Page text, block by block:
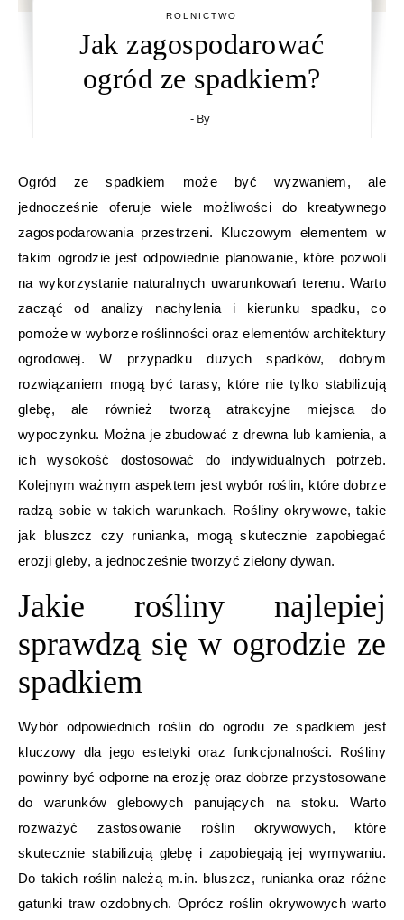
ROLNICTWO
Jak zagospodarować
ogród ze spadkiem?
- By
Ogród ze spadkiem może być wyzwaniem, ale
jednocześnie oferuje wiele możliwości do kreatywnego
zagospodarowania przestrzeni. Kluczowym elementem w
takim ogrodzie jest odpowiednie planowanie, które pozwoli
na wykorzystanie naturalnych uwarunkowań terenu. Warto
zacząć od analizy nachylenia i kierunku spadku, co
pomoże w wyborze roślinności oraz elementów architektury
ogrodowej. W przypadku dużych spadków, dobrym
rozwiązaniem mogą być tarasy, które nie tylko stabilizują
glebę, ale również tworzą atrakcyjne miejsca do
wypoczynku. Można je zbudować z drewna lub kamienia, a
ich wysokość dostosować do indywidualnych potrzeb.
Kolejnym ważnym aspektem jest wybór roślin, które dobrze
radzą sobie w takich warunkach. Rośliny okrywowe, takie
jak bluszcz czy runianka, mogą skutecznie zapobiegać
erozji gleby, a jednocześnie tworzyć zielony dywan.
Jakie rośliny najlepiej
sprawdzą się w ogrodzie ze
spadkiem
Wybór odpowiednich roślin do ogrodu ze spadkiem jest
kluczowy dla jego estetyki oraz funkcjonalności. Rośliny
powinny być odporne na erozję oraz dobrze przystosowane
do warunków glebowych panujących na stoku. Warto
rozważyć zastosowanie roślin okrywowych, które
skutecznie stabilizują glebę i zapobiegają jej wymywaniu.
Do takich roślin należą m.in. bluszcz, runianka oraz różne
gatunki traw ozdobnych. Oprócz roślin okrywowych warto